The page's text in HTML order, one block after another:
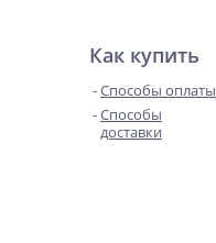
Как купить
Способы оплаты
Способы
доставки